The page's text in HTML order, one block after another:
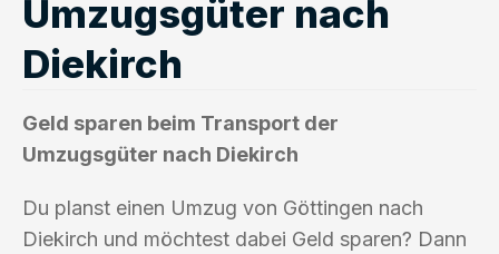
Umzugsgüter nach
Diekirch
Geld sparen beim Transport der
Umzugsgüter nach Diekirch
Du planst einen Umzug von Göttingen nach
Diekirch und möchtest dabei Geld sparen? Dann